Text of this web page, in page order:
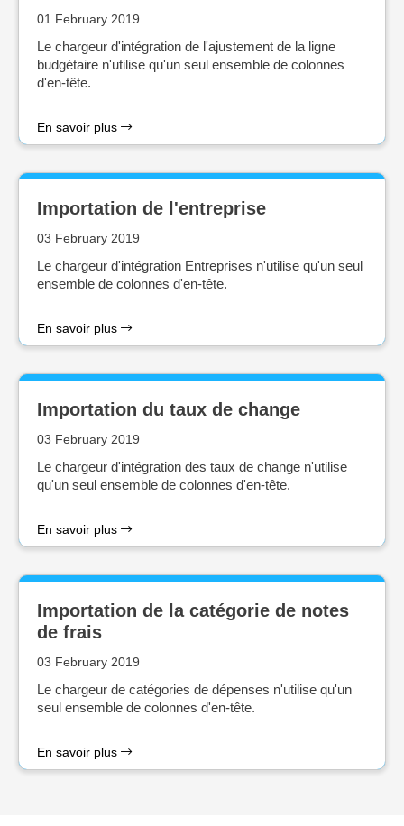
01 February 2019
Le chargeur d'intégration de l'ajustement de la ligne
budgétaire n'utilise qu'un seul ensemble de colonnes
d'en-tête.
En savoir plus
Importation de l'entreprise
03 February 2019
Le chargeur d'intégration Entreprises n'utilise qu'un seul
ensemble de colonnes d'en-tête.
En savoir plus
Importation du taux de change
03 February 2019
Le chargeur d'intégration des taux de change n'utilise
qu'un seul ensemble de colonnes d'en-tête.
En savoir plus
Importation de la catégorie de notes
de frais
03 February 2019
Le chargeur de catégories de dépenses n'utilise qu'un
seul ensemble de colonnes d'en-tête.
En savoir plus